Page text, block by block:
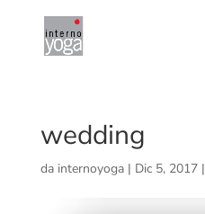
wedding
da internoyoga| Dic 5, 2017|